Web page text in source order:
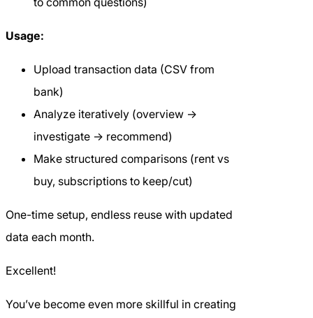
Usage:
Upload transaction data (CSV from
bank)
Analyze iteratively (overview →
investigate → recommend)
Make structured comparisons (rent vs
buy, subscriptions to keep/cut)
One-time setup, endless reuse with updated
data each month.
Excellent!
You’ve become even more skillful in creating